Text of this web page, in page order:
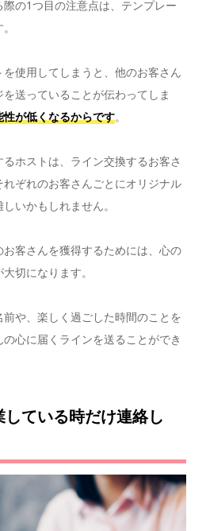
の1つ目の注意点は、テンプレー
使用してしまうと、他のお客さん
送っていることが伝わってしま
が低くなるからです。
ホストは、ライン交換するお客さ
ぞれのお客さんごとにオリジナル
いかもしれません。
客さんを獲得するためには、心の
切になります。
や、楽しく過ごした時間のことを
心に届くラインを送ることができ
している時だけ連絡し